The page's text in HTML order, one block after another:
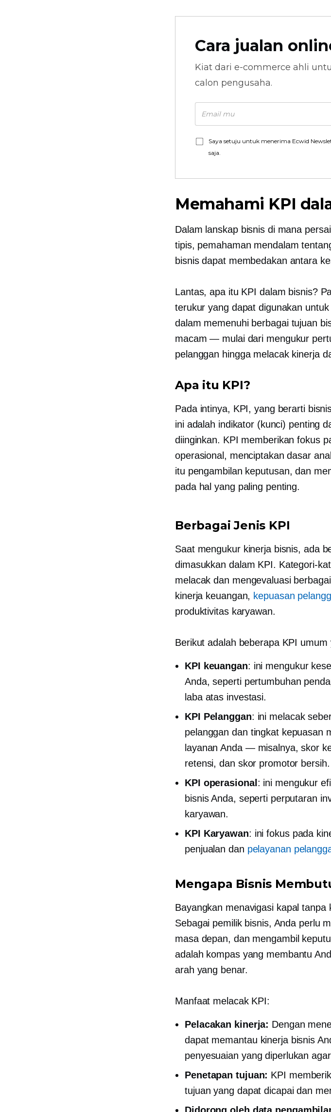
Cara jualan
Kiat dari e-commerce ahli
calon pengusaha.
Saya setuju untuk menerima Ecwid
saja.
Memahami KPI
Dalam lanskap bisnis di mana
tipis, pemahaman mendalam
bisnis dapat membedakan antara
Lantas, apa itu KPI dalam bisnis?
terukur yang dapat digunakan
dalam memenuhi berbagai tujuan
macam — mulai dari mengukur
pelanggan hingga melacak kinerja
Apa itu KPI?
Pada intinya, KPI, yang berarti
ini adalah indikator (kunci) penting
diinginkan. KPI memberikan fokus
operasional, menciptakan dasar
itu pengambilan keputusan, dan
pada hal yang paling penting.
Berbagai Jenis KPI
Saat mengukur kinerja bisnis, ada
dimasukkan dalam KPI. Kategori-
melacak dan mengevaluasi
kinerja keuangan, kepuasan
produktivitas karyawan.
Berikut adalah beberapa KPI
KPI keuangan: ini mengukur
Anda, seperti pertumbuhan
laba atas investasi.
KPI Pelanggan: ini melacak
pelanggan dan tingkat kepuasan
layanan Anda — misalnya, skor
retensi, dan skor promotor bersih.
KPI operasional : ini mengukur
bisnis Anda, seperti perputaran
karyawan.
KPI Karyawan: ini fokus pada
penjualan dan pelayanan
Mengapa Bisnis
Bayangkan menavigasi kapal
Sebagai pemilik bisnis, Anda perlu
masa depan, dan mengambil
adalah kompas yang membantu
arah yang benar.
Manfaat melacak KPI:
Pelacakan kinerja: Dengan
dapat memantau kinerja bisnis
penyesuaian yang diperlukan
Penetapan tujuan: KPI
tujuan yang dapat dicapai dan